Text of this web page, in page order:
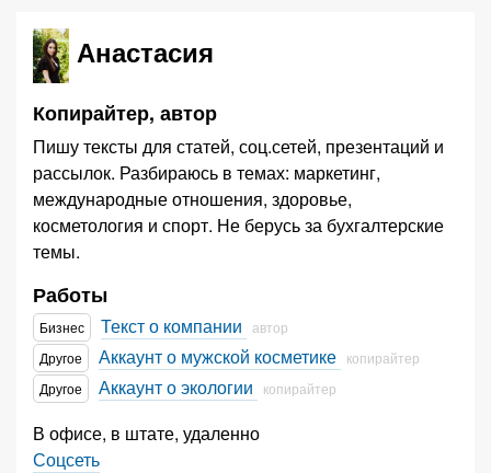
Анастасия
Копирайтер, автор
Пишу тексты для статей, соц.сетей, презентаций и
рассылок. Разбираюсь в темах: маркетинг,
международные отношения, здоровье,
косметология и спорт. Не берусь за бухгалтерские
темы.
Работы
Бизнес Текст о компании автор
Другое
Аккаунт о мужской косметике копирайтер
Другое
Аккаунт о экологии копирайтер
В офисе, в штате, удаленно
Соцсеть